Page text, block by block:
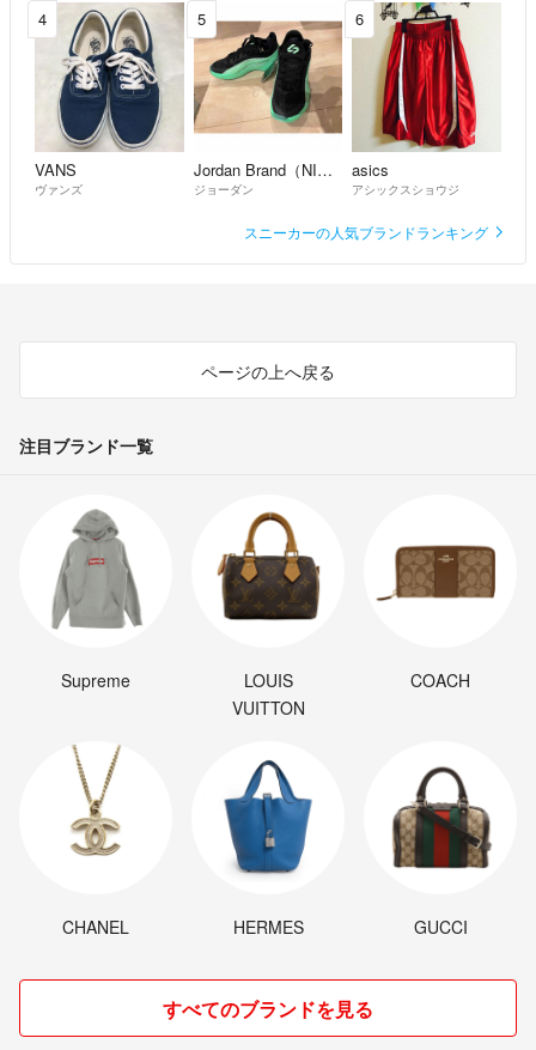
4
VANS
ヴァンズ
5
Jordan Brand（NIKE）
ジョーダン
6
asics
アシックスショウジ
スニーカーの人気ブランドランキング
ページの上へ戻る
注目ブランド一覧
Supreme
LOUIS
VUITTON
COACH
CHANEL HERMES GUCCI
すべてのブランドを見る